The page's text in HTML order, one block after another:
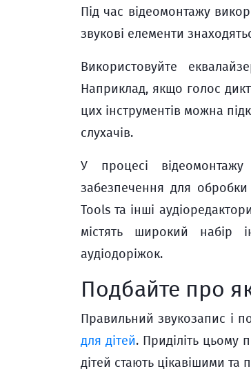
Під час відеомонтажу
звукові елементи
Використовуйте
Наприклад, якщо голос
цих інструментів можна
слухачів.
У процесі
забезпечення для
Tools та інші
містять широкий набір
аудіодоріжок.
Подбайте про
Правильний звукозапис і
для дітей. Приділіть цьому
дітей стають цікавішими